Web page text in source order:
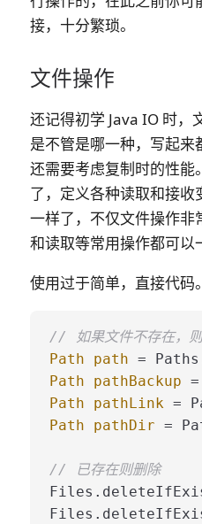
接，十分繁琐。
文件操作
还记得初学 Java IO 时，
是不管是哪一种，写起
还需要考虑复制时的性
了，定义各种读取和接
一样了，不仅文件操作非
和读取等常用操作都可以
使用过于简单，直接代码。
// 如果文件不存在，
Path
path =
Path
pathBackup =
Path
pathLink =
Path
pathDir =
// 已存在则删除